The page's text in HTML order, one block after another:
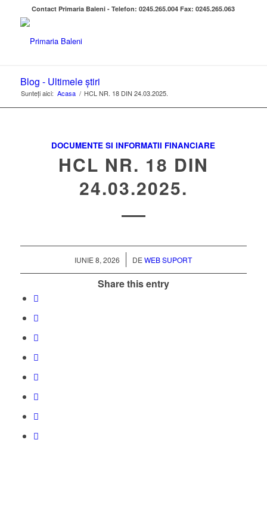
Contact Primaria Baleni - Telefon: 0245.265.004 Fax: 0245.265.063
Blog - Ultimele știri
Sunteți aici: Acasa / HCL NR. 18 DIN 24.03.2025.
DOCUMENTE SI INFORMATII FINANCIARE
HCL NR. 18 DIN
24.03.2025.
IUNIE 8, 2026
/ DEWEB SUPORT
Share this entry